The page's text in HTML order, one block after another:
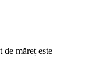
măreț este